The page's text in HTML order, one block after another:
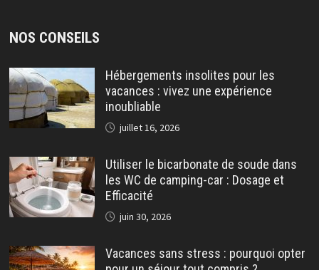
NOS CONSEILS
Hébergements insolites pour les
vacances : vivez une expérience
inoubliable
juillet 16, 2026
Utiliser le bicarbonate de soude dans
les WC de camping-car : Dosage et
Efficacité
juin 30, 2026
Vacances sans stress : pourquoi opter